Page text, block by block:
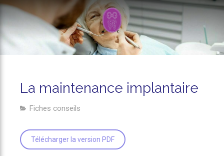
La maintenance implantaire
Fiches conseils
Télécharger la version PDF